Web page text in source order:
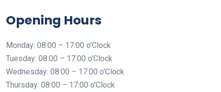
Opening Hours
Monday: 08:00 – 17:00 o'Clock
Tuesday: 08:00 – 17:00 o'Clock
Wednesday: 08:00 – 17:00 o'Clock
Thursday: 08:00 – 17:00 o'Clock